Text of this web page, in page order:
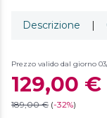
Descrizione |
Prezzo valido dal giorno
129,00 €
189,00 € (-32%)